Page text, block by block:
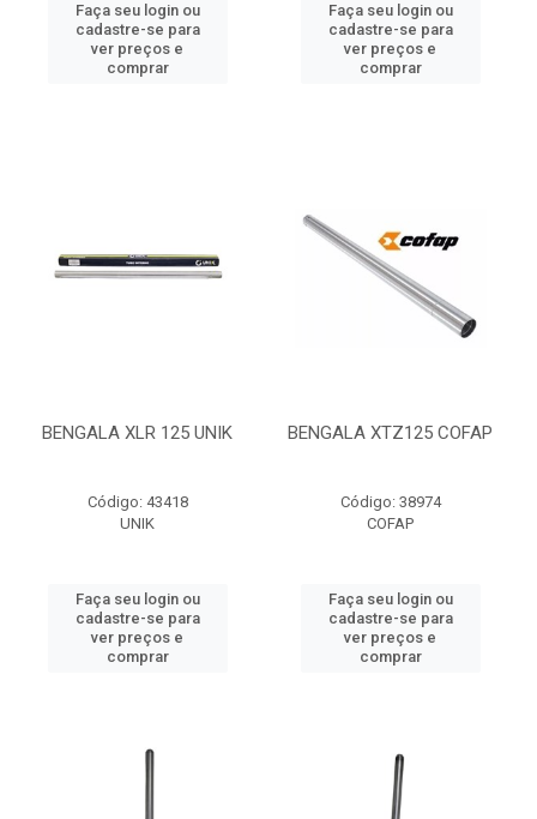
Faça seu login ou
cadastre-se para
ver preços e
comprar
Faça seu login ou
cadastre-se para
ver preços e
comprar
BENGALA XLR 125 UNIK
Código: 43418
UNIK
Faça seu login ou
cadastre-se para
ver preços e
comprar
BENGALA XTZ125 COFAP
Código: 38974
COFAP
Faça seu login ou
cadastre-se para
ver preços e
comprar